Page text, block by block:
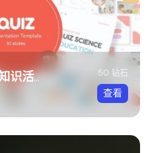
科学教育智力竞赛知识活动PPT模板
50 钻石
查看